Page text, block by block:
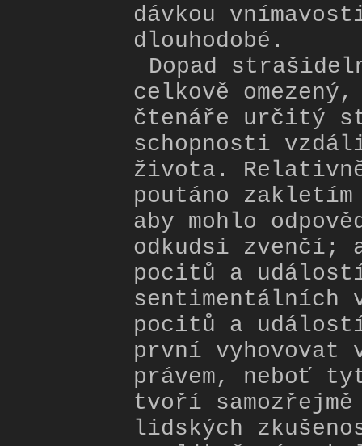
dávkou
dlouhodobé.
Dopad
celkově
čtenáře určitý
schopnosti
života.
poutáno
aby mohlo
odkudsi zvenčí;
pocitů a
sentimentálních
pocitů a
první vyhovovat
právem, neboť
tvoří
lidských